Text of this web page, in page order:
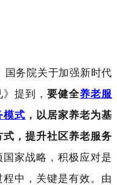
国务院关于加强新时代
》提到，要健全养老服
模式 ，以居家养老为基
，提升社区养老服务
家战略，积极应对是
中，关键是有效。由